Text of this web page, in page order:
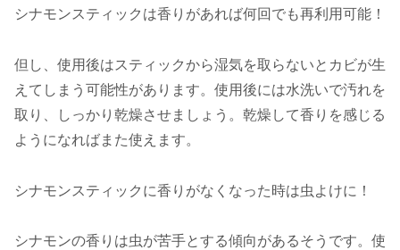
シナモンスティックは香りがあれば何回でも再利用可能！
但し、使用後はスティックから湿気を取らないとカビが生
えてしまう可能性があります。使用後には水洗いで汚れを
取り、しっかり乾燥させましょう。乾燥して香りを感じる
ようになればまた使えます。
シナモンスティックに香りがなくなった時は虫よけに！
シナモンの香りは虫が苦手とする傾向があるそうです。使